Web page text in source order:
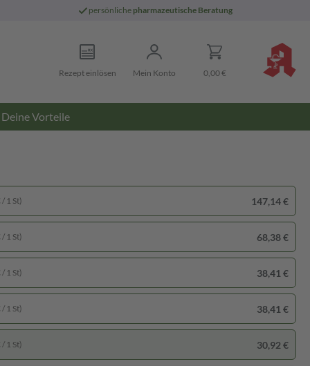
persönliche pharmazeutische Beratung
Rezept einlösen Mein Konto 0,00 €
Deine Vorteile
1 St) 147,14 €
1 St) 68,38 €
1 St) 38,41 €
1 St) 38,41 €
1 St) 30,92 €